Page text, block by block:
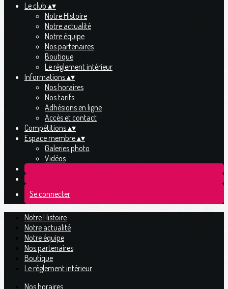
Le club ▴▾
Notre Histoire
Notre actualité
Notre équipe
Nos partenaires
Boutique
Le règlement intérieur
Informations▴▾
Nos horaires
Nos tarifs
Adhésions en ligne
Accès et contact
Compétitions▴▾
Espace membre▴▾
Galeries photo
Vidéos
Se connecter
Notre Histoire
Notre actualité
Notre équipe
Nos partenaires
Boutique
Le règlement intérieur
Nos horaires